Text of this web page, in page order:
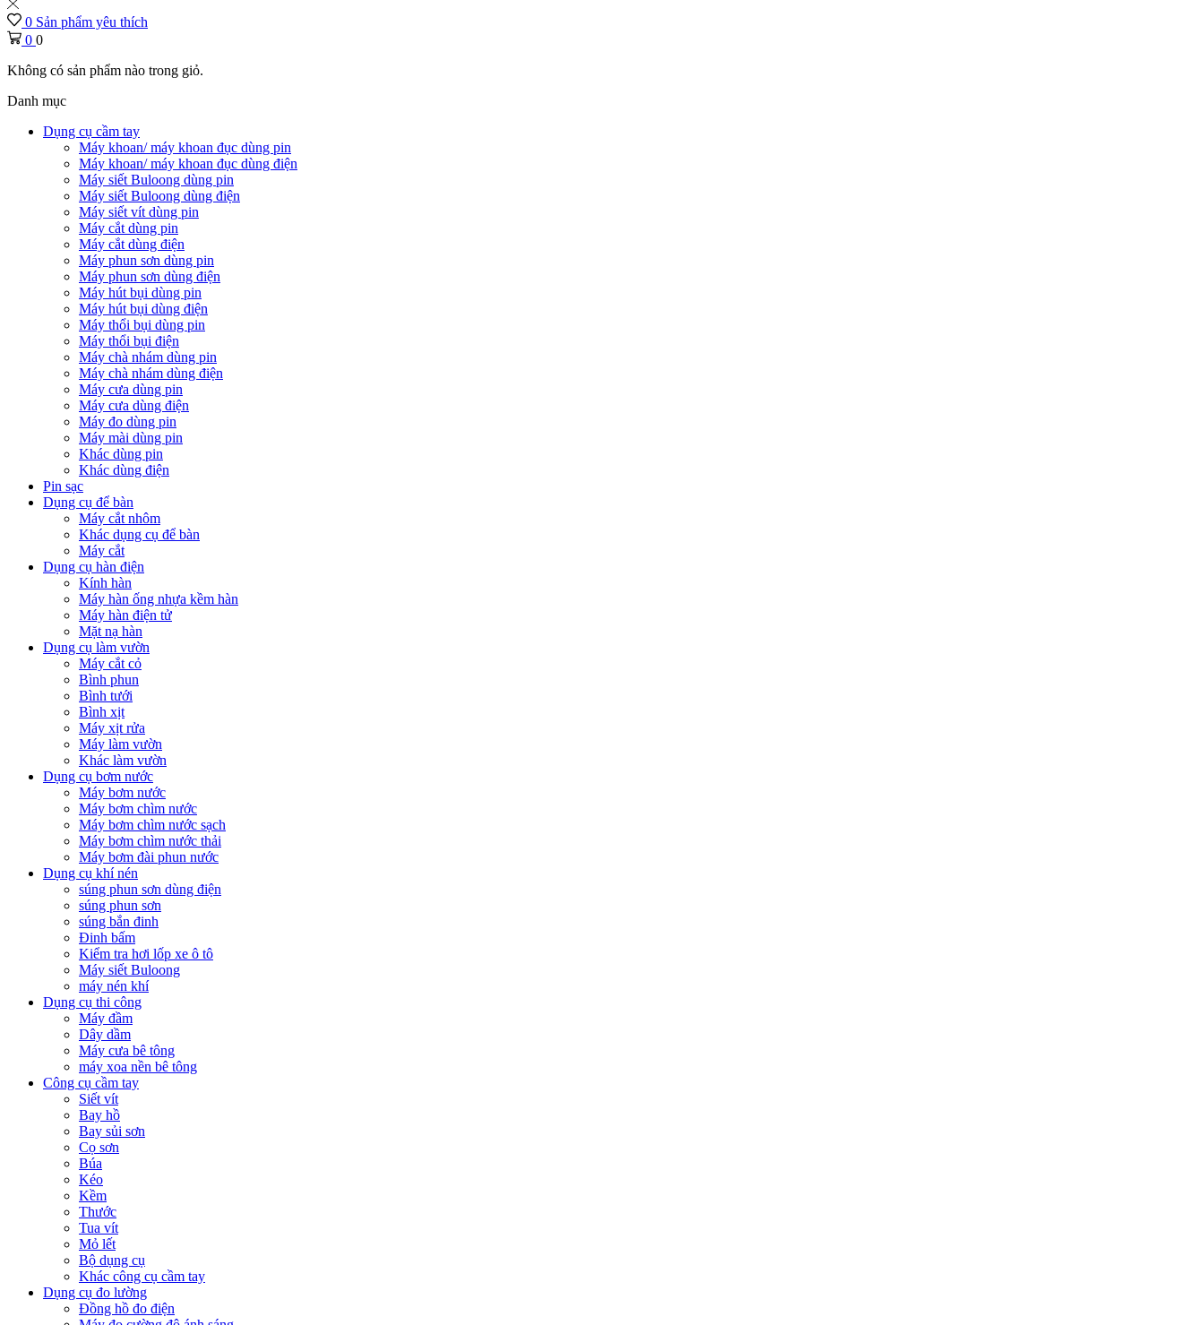
0 Sản phẩm yêu thích
0 0
Không có sản phẩm nào trong giỏ.
Danh mục
Dụng cụ cầm tay
Máy khoan/ máy khoan đục dùng pin
Máy khoan/ máy khoan đục dùng điện
Máy siết Buloong dùng pin
Máy siết Buloong dùng điện
Máy siết vít dùng pin
Máy cắt dùng pin
Máy cắt dùng điện
Máy phun sơn dùng pin
Máy phun sơn dùng điện
Máy hút bụi dùng pin
Máy hút bụi dùng điện
Máy thổi bụi dùng pin
Máy thổi bụi điện
Máy chà nhám dùng pin
Máy chà nhám dùng điện
Máy cưa dùng pin
Máy cưa dùng điện
Máy đo dùng pin
Máy mài dùng pin
Khác dùng pin
Khác dùng điện
Pin sạc
Dụng cụ để bàn
Máy cắt nhôm
Khác dụng cụ để bàn
Máy cắt
Dụng cụ hàn điện
Kính hàn
Máy hàn ống nhựa kềm hàn
Máy hàn điện tử
Mặt nạ hàn
Dụng cụ làm vườn
Máy cắt cỏ
Bình phun
Bình tưới
Bình xịt
Máy xịt rửa
Máy làm vườn
Khác làm vườn
Dụng cụ bơm nước
Máy bơm nước
Máy bơm chìm nước
Máy bơm chìm nước sạch
Máy bơm chìm nước thải
Máy bơm đài phun nước
Dụng cụ khí nén
súng phun sơn dùng điện
súng phun sơn
súng bắn đinh
Đinh bấm
Kiểm tra hơi lốp xe ô tô
Máy siết Buloong
máy nén khí
Dụng cụ thi công
Máy đầm
Dây dầm
Máy cưa bê tông
máy xoa nền bê tông
Công cụ cầm tay
Siết vít
Bay hồ
Bay sủi sơn
Cọ sơn
Búa
Kéo
Kềm
Thước
Tua vít
Mỏ lết
Bộ dụng cụ
Khác công cụ cầm tay
Dụng cụ đo lường
Đồng hồ đo điện